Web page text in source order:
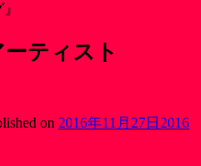
ティスト
on 2016年11月27日 2016